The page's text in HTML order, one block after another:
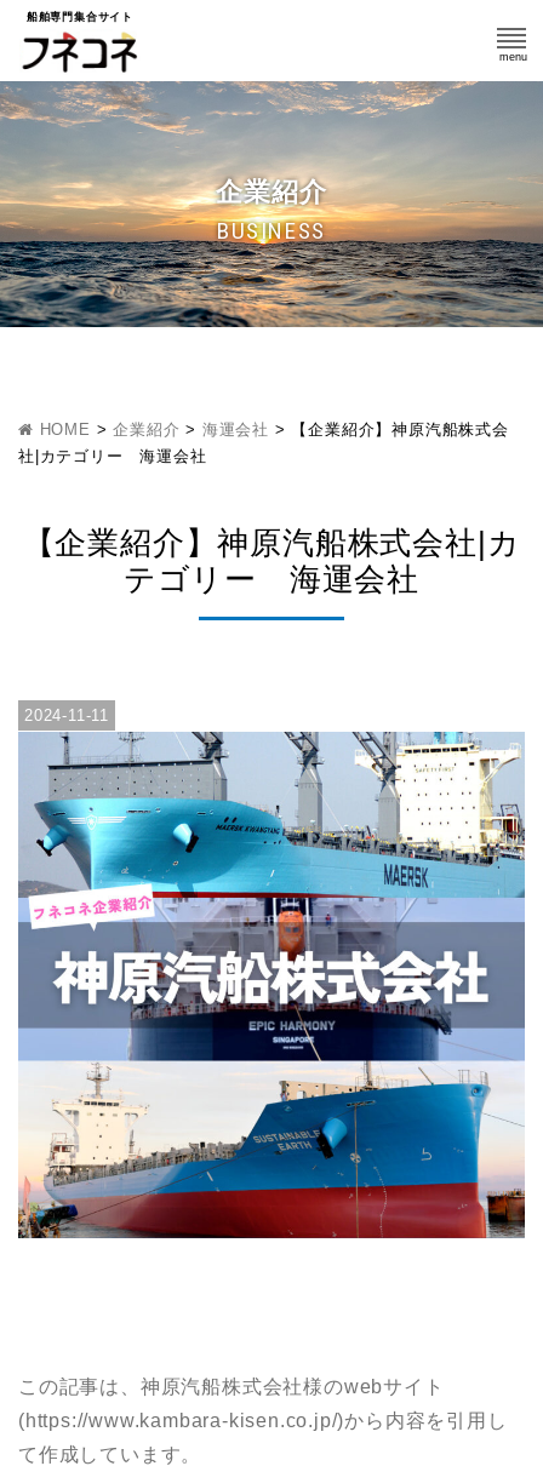
船舶専門集合サイト
企業紹介
BUSINESS
HOME >企業紹介 > 海運会社 >
【企業紹介】神原汽船株式会
社|カテゴリー 海運会社
【企業紹介】神原汽船株式会社|カ
テゴリー 海運会社
2024-11-11
この記事は、神原汽船株式会社様のwebサイト
(https://www.kambara-kisen.co.jp/)から内容を引用し
て作成しています。